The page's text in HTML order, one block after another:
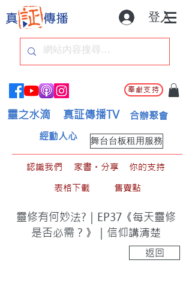
登入
奉獻支持
靈之水滴 真証傳播TV 合辦聚會
舞台台板租用服務
經動人心
認識我們 家書。分享
你的支持
表格下載
售賣點
靈修有何妙法?｜EP37《每天靈修
是否必需？》｜信仰講清楚
返回